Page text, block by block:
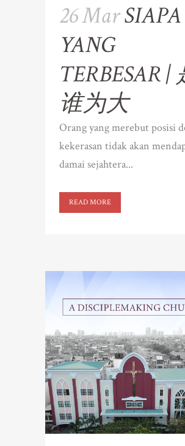
26 MarSIAPA
YANG
TERBESAR |
谁为大
Orang yang merebut posisi
kekerasan tidak akan
damai sejahtera...
READ MORE